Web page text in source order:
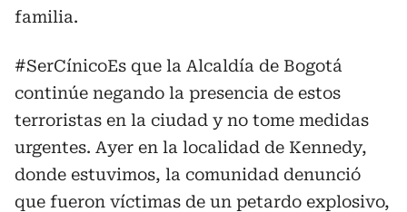
familia.
#SerCínicoEs que la Alcaldía de Bogotá
continúe negando la presencia de estos
terroristas en la ciudad y no tome medidas
urgentes. Ayer en la localidad de Kennedy,
donde estuvimos, la comunidad denunció
que fueron víctimas de un petardo explosivo,